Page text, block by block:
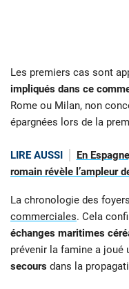
Les premiers cas sont
impliqués dans ce
Rome ou Milan, non
épargnées lors de la
LIRE AUSSI
En
romain révèle l’ampleur
La chronologie des
commerciales. Cela
échanges maritimes
prévenir la famine a joué
secours dans la